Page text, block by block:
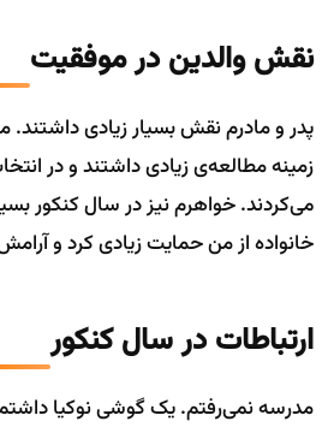
نقش والدین در موفقیت
پدر و مادرم نقش بسیار زیادی
زمینه مطالعه‌ی زیادی داشتند و در
می‌کردند. خواهرم نیز در سال کنکور
خانواده از من حمایت زیادی کرد و
ارتباطات در سال کنکور
مدرسه نمی‌رفتم. یک گوشی نوکیا